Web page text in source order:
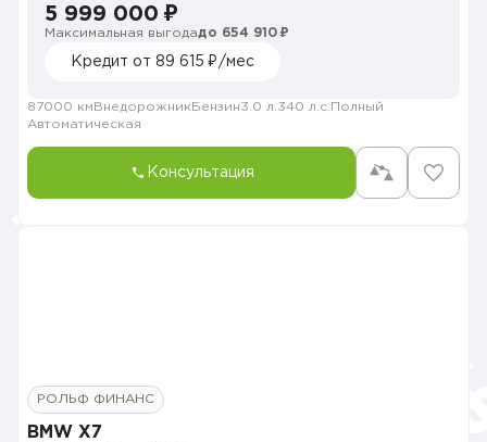
5 999 000 ₽
Максимальная выгодадо 654 910 ₽
Кредит от 89 615 ₽/мес
87000 км Внедорожник Бензин3.0 л. 340 л.с. Полный
Автоматическая
Консультация
РОЛЬФ ФИНАНС
BMW X7